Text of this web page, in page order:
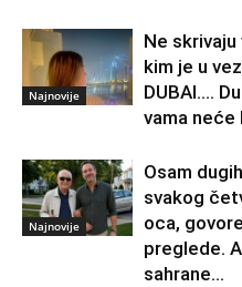
Najnovije
Ne
kim je u
DUBAI….
vama neće
Najnovije
Osam
svakog
oca,
preglede.
sahrane...